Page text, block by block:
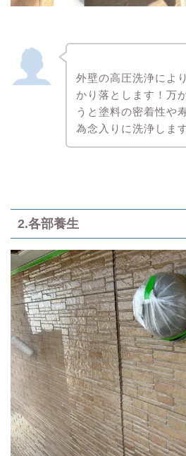
外壁の高圧洗浄によ
かり落とします！万
うと塗料の密着性や
為念入りに洗浄します
2.各部養生